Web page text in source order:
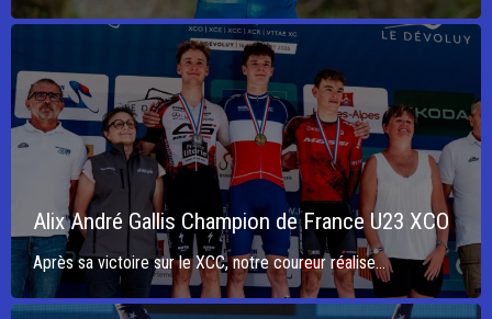
Alix André Gallis Champion de France U23 XCO
Après sa victoire sur le XCC, notre coureur réalise...